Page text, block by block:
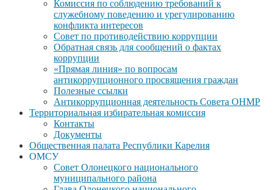
Комиссия по соблюдению требований к
служебному поведению и урегулированию
конфликта интересов
Совет по противодействию коррупции
Обратная связь для сообщений о фактах
коррупции
«Прямая линия» по вопросам
антикоррупционного просвящения граждан
Полезные ссылки
Антикоррупционная деятельность Совета ОНМР
Территориальная избирательная комиссия
Контакты
Документы
Общественная палата Республики Карелия
ОМСУ
Совет Олонецкого национального
муниципального района